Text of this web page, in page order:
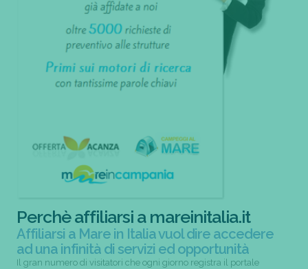
Perchè affiliarsi a mareinitalia.it
Affiliarsi a Mare in Italia vuol dire accedere
ad una infinità di servizi ed opportunità
Il gran numero di visitatori che ogni giorno registra il portale